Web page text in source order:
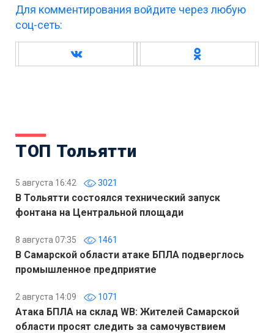
Для комментирования войдите через любую
соц-сеть:
ТОП Тольятти
5 августа 16:42 3021
В Тольятти состоялся технический запуск
фонтана на Центральной площади
8 августа 07:35 1461
В Самарской области атаке БПЛА подверглось
промышленное предприятие
2 августа 14:09 1071
Атака БПЛА на склад WB: Жителей Самарской
области просят следить за самочувствием